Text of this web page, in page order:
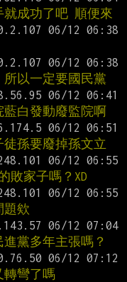
成功了吧 順便來
以一定要國民黨
白發動廢監院啊
徒孫要廢掉孫文立
敗家子嗎？XD
題欸
黨多年主張嗎？
彎了嗎